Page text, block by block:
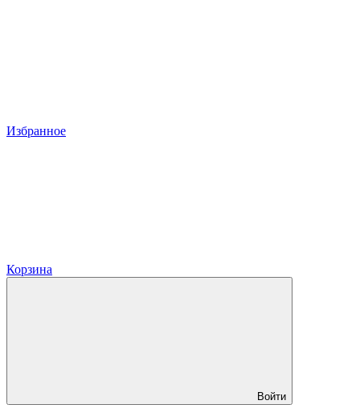
Избранное
Корзина
Войти